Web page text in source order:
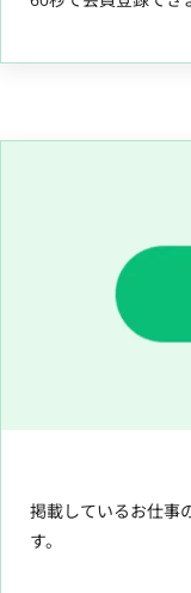
掲載しているお仕事
す。